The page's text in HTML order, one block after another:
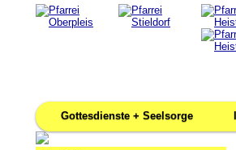
Gottesdienste + Seelsorge